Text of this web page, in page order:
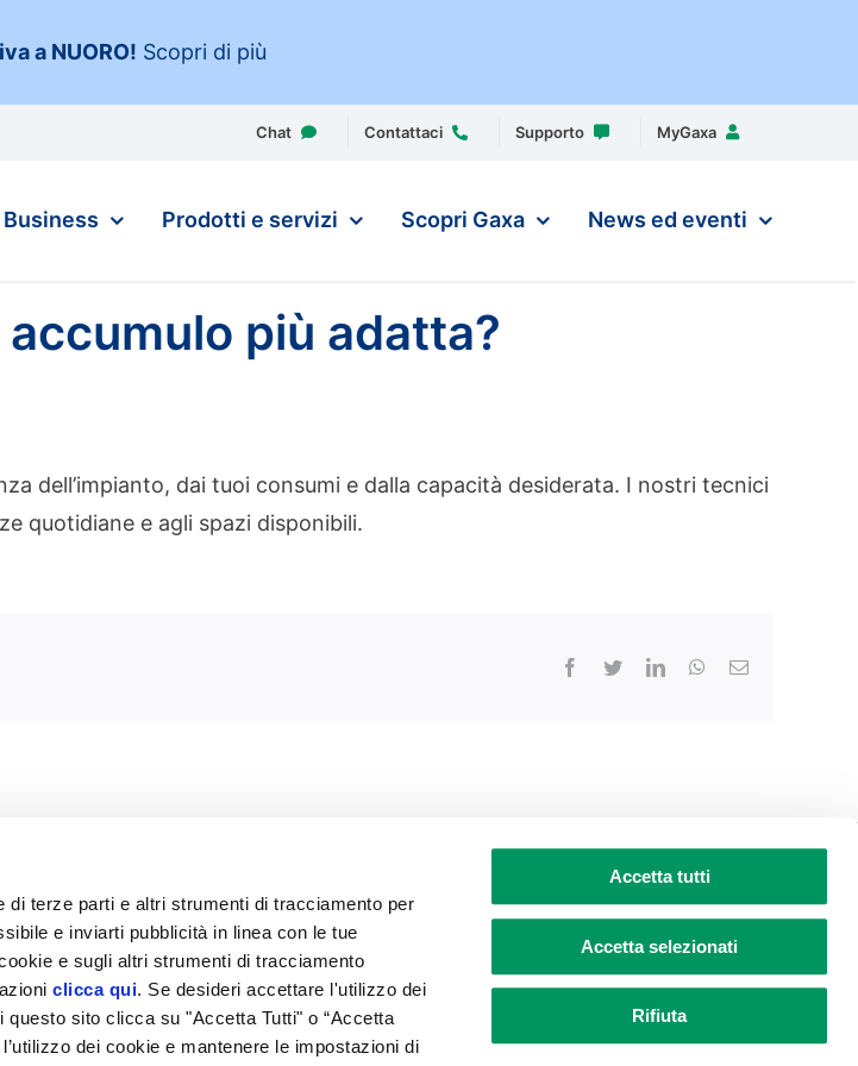
a NUORO! Scopri di più
terze parti e altri strumenti di tracciamento per
e inviarti pubblicità in linea con le tue
e sugli altri strumenti di tracciamento
clicca qui. Se desideri accettare l'utilizzo dei
sito clicca su "Accetta Tutti" o “Accetta
dei cookie e mantenere le impostazioni di
Accetta tutti
Accetta selezionati
Rifiuta
Chat Contattaci Supporto MyGaxa
Business Prodotti e servizi Scopri Gaxa News ed eventi
più adatta?
dell’impianto, dai tuoi consumi e dalla capacità desiderata. I nostri tecnici
quotidiane e agli spazi disponibili.
Facebook
TwitterLinkedInWhatsApp
Email
Oristano Codice Fiscale/P.I. 10813630968 – Capitale sociale Euro 50.000,00 i.v.